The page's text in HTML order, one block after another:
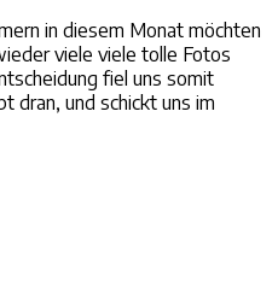
in diesem Monat möchten
viele viele tolle Fotos
fiel uns somit
dran, und schickt uns im